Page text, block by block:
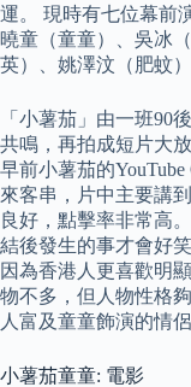
運。 現時有七位幕前
曉童（童童）、吳冰
英）、姚澤汶（肥蚊
「小薯茄」由一班90
共鳴，再拍成短片大
早前小薯茄的YouTube
來客串，片中主要講
良好，點擊率非常高
結後發生的事才會好
因為香港人更喜歡明
物不多，但人物性格
人富及童童飾演的情
小薯茄童童: 電影